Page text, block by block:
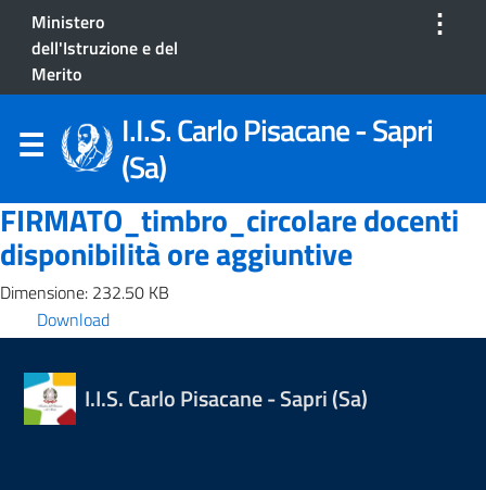
Ministero
dell'Istruzione e del
Merito
⋮
I.I.S. Carlo Pisacane - Sapri
(Sa)
FIRMATO_timbro_circolare docenti
disponibilità ore aggiuntive
Dimensione: 232.50 KB
Download
I.I.S. Carlo Pisacane - Sapri (Sa)